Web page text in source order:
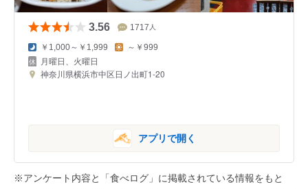
3.56 1717 人
￥1,000～￥1,999 ～￥999
月曜日、火曜日
神奈川県横浜市中区日ノ出町1-20
アプリで開く
※アンケート内容と「食べログ」に掲載されている情報をもと